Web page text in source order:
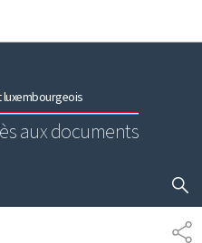
principal
luxembourgeois
aux documents